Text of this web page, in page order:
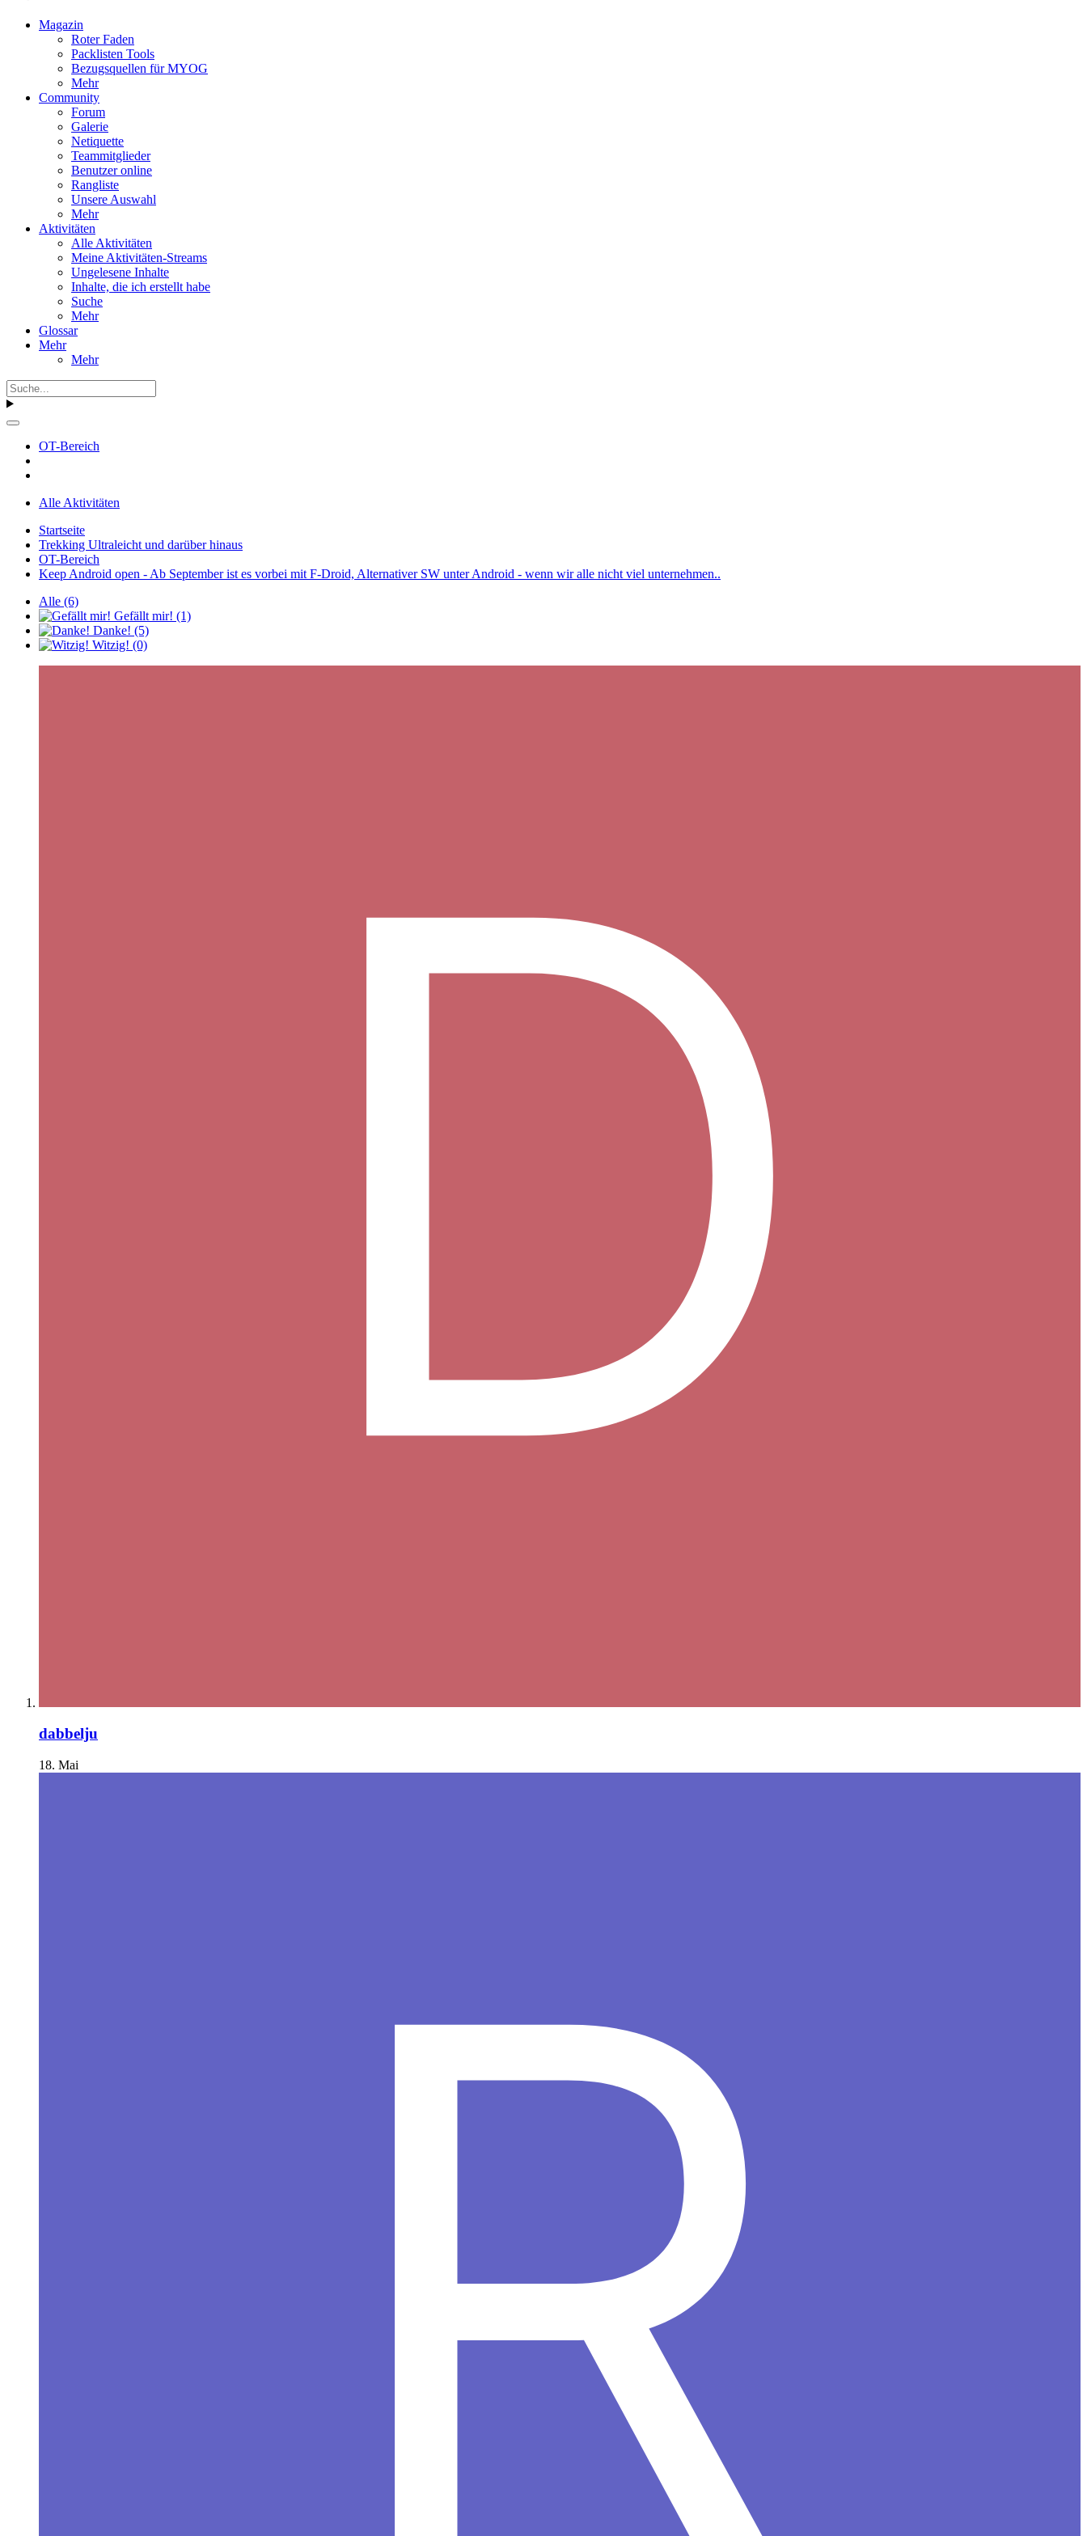
Magazin
Roter Faden
Packlisten Tools
Bezugsquellen für MYOG
Mehr
Community
Forum
Galerie
Netiquette
Teammitglieder
Benutzer online
Rangliste
Unsere Auswahl
Mehr
Aktivitäten
Alle Aktivitäten
Meine Aktivitäten-Streams
Ungelesene Inhalte
Inhalte, die ich erstellt habe
Suche
Mehr
Glossar
Mehr
Mehr
OT-Bereich
Alle Aktivitäten
Startseite
Trekking Ultraleicht und darüber hinaus
OT-Bereich
Keep Android open - Ab September ist es vorbei mit F-Droid, Alternativer SW unter Android - wenn wir alle nicht viel unternehmen..
Alle (6)
Gefällt mir! (1)
Danke! (5)
Witzig! (0)
dabbelju
18. Mai